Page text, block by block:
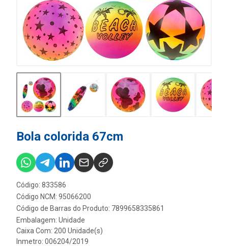
Bola colorida 67cm
Código: 833586
Código NCM: 95066200
Código de Barras do Produto: 7899658335861
Embalagem: Unidade
Caixa Com: 200 Unidade(s)
Inmetro: 006204/2019